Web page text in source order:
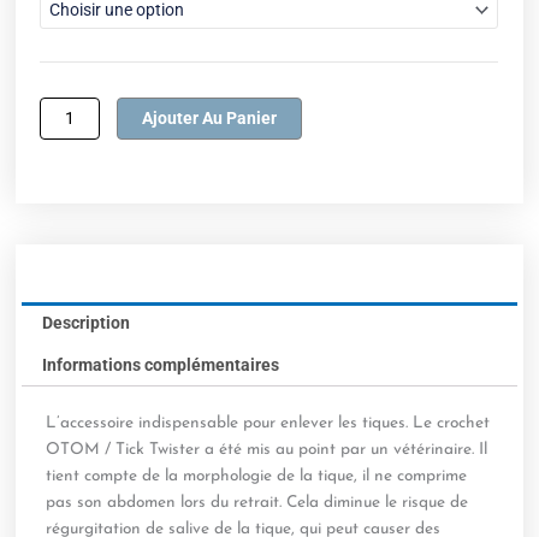
287.76$
OTOM
Tick
Twister
pour
Ajouter Au Panier
Description
Informations complémentaires
L’accessoire indispensable pour enlever les tiques. Le crochet
OTOM / Tick Twister a été mis au point par un vétérinaire. Il
tient compte de la morphologie de la tique, il ne comprime
pas son abdomen lors du retrait. Cela diminue le risque de
régurgitation de salive de la tique, qui peut causer des